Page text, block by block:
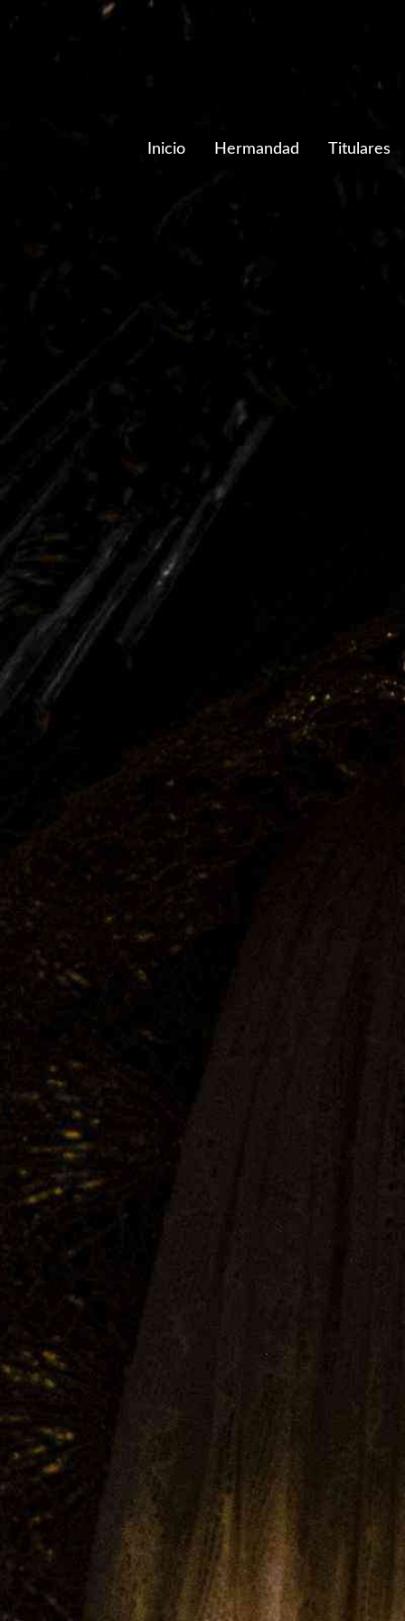
Inicio Hermandad Titulares